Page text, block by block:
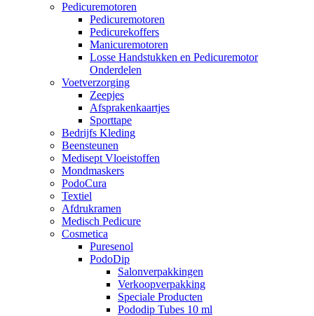
Pedicuremotoren
Pedicuremotoren
Pedicurekoffers
Manicuremotoren
Losse Handstukken en Pedicuremotor
Onderdelen
Voetverzorging
Zeepjes
Afsprakenkaartjes
Sporttape
Bedrijfs Kleding
Beensteunen
Medisept Vloeistoffen
Mondmaskers
PodoCura
Textiel
Afdrukramen
Medisch Pedicure
Cosmetica
Puresenol
PodoDip
Salonverpakkingen
Verkoopverpakking
Speciale Producten
Pododip Tubes 10 ml